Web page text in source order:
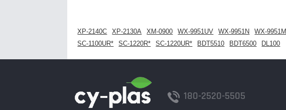
XP-2140C XP-2130A XM-0900 WX-9951UV WX-9951N WX-9951M
SC-1100UR*
SC-1220R* SC-1220UR* BDT5510 BDT6500 DL100
180-2520-5505